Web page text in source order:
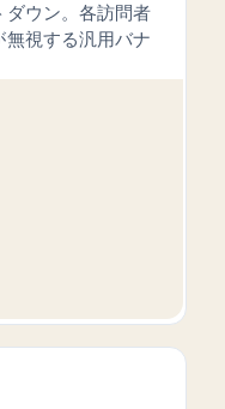
ダウン。各訪問者
視する汎用バナ